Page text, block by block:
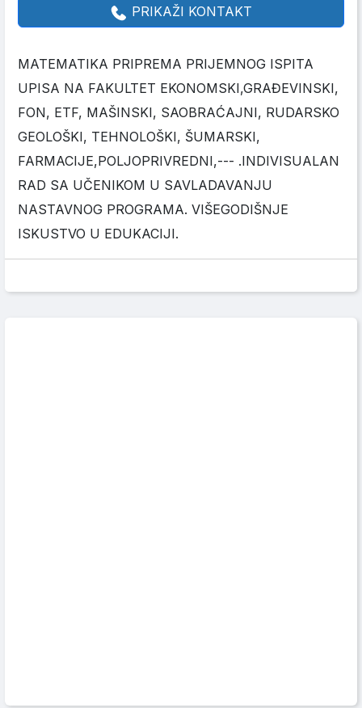
PRIKAŽI KONTAKT
MATEMATIKA PRIPREMA PRIJEMNOG ISPITA
UPISA NA FAKULTET EKONOMSKI,GRAĐEVINSKI,
FON, ETF, MAŠINSKI, SAOBRAĆAJNI, RUDARSKO
GEOLOŠKI, TEHNOLOŠKI, ŠUMARSKI,
FARMACIJE,POLJOPRIVREDNI,--- .INDIVISUALAN
RAD SA UČENIKOM U SAVLADAVANJU
NASTAVNOG PROGRAMA. VIŠEGODIŠNJE
ISKUSTVO U EDUKACIJI.